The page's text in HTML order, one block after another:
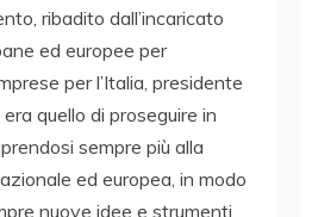
ribadito dall’incaricato
ed europee per
per l’Italia, presidente
quello di proseguire in
sempre più alla
ed europea, in modo
nuove idee e strumenti